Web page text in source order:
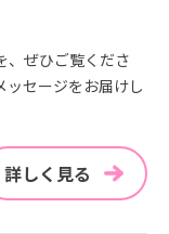
、ぜひご覧くださ
ッセージをお届けし
詳しく見る